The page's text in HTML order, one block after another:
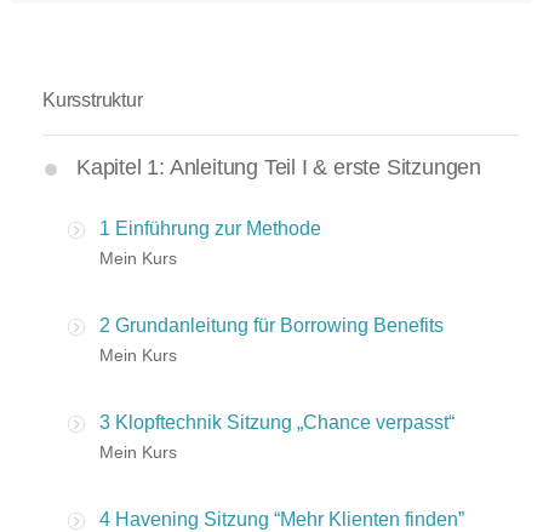
Kursstruktur
Kapitel 1: Anleitung Teil I & erste Sitzungen
1 Einführung zur Methode
Mein Kurs
2 Grundanleitung für Borrowing Benefits
Mein Kurs
3 Klopftechnik Sitzung „Chance verpasst“
Mein Kurs
4 Havening Sitzung “Mehr Klienten finden”